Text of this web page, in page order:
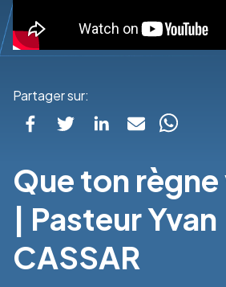
Partager sur:
Que ton règne
| Pasteur Yvan
CASSAR